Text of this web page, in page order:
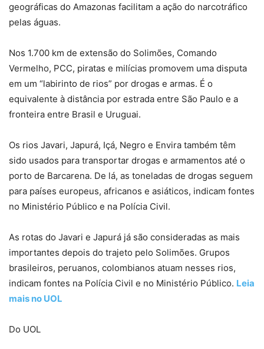
geográficas do Amazonas facilitam a ação do narcotráfico
pelas águas.
Nos 1.700 km de extensão do Solimões, Comando
Vermelho, PCC, piratas e milícias promovem uma disputa
em um “labirinto de rios” por drogas e armas. É o
equivalente à distância por estrada entre São Paulo e a
fronteira entre Brasil e Uruguai.
Os rios Javari, Japurá, Içá, Negro e Envira também têm
sido usados para transportar drogas e armamentos até o
porto de Barcarena. De lá, as toneladas de drogas seguem
para países europeus, africanos e asiáticos, indicam fontes
no Ministério Público e na Polícia Civil.
As rotas do Javari e Japurá já são consideradas as mais
importantes depois do trajeto pelo Solimões. Grupos
brasileiros, peruanos, colombianos atuam nesses rios,
indicam fontes na Polícia Civil e no Ministério Público. Leia
mais no UOL
Do UOL